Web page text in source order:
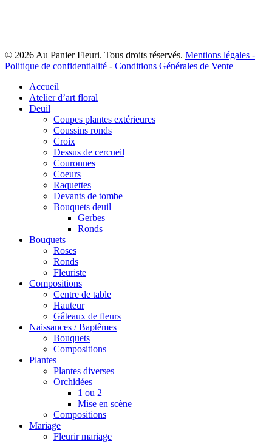
© 2026 Au Panier Fleuri. Tous droits réservés. Mentions légales -
Politique de confidentialité - Conditions Générales de Vente
Close
Menu
Accueil
Atelier d’art floral
Deuil
Coupes plantes extérieures
Coussins ronds
Croix
Dessus de cercueil
Couronnes
Coeurs
Raquettes
Devants de tombe
Bouquets deuil
Gerbes
Ronds
Bouquets
Roses
Ronds
Fleuriste
Compositions
Centre de table
Hauteur
Gâteaux de fleurs
Naissances / Baptêmes
Bouquets
Compositions
Plantes
Plantes diverses
Orchidées
1 ou 2
Mise en scène
Compositions
Mariage
Fleurir mariage